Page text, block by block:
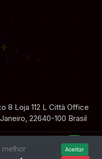
8 Loja 112 L Città Office
22640-100 Brasil
melhor
Aceitar